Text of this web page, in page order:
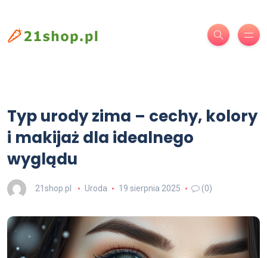
Typ urody zima – cechy, kolory
i makijaż dla idealnego
wyglądu
21shop.pl Uroda 19 sierpnia 2025 (0)